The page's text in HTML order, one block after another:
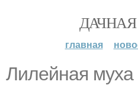
главная
Лилейная муха